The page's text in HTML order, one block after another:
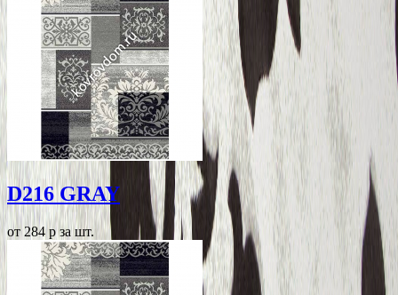
D216 GRAY
от 284 pза шт.